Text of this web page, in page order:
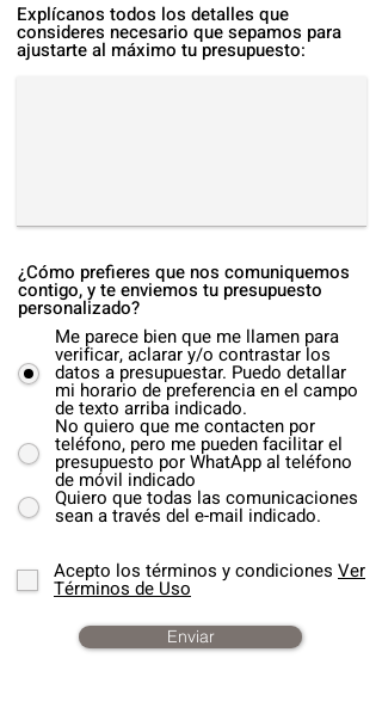
Explícanos todos los detalles que
consideres necesario que sepamos para
ajustarte al máximo tu presupuesto:
¿Cómo prefieres que nos comuniquemos
contigo, y te enviemos tu presupuesto
personalizado?
Me parece bien que me llamen para
verificar, aclarar y/o contrastar los
datos a presupuestar. Puedo detallar
mi horario de preferencia en el campo
de texto arriba indicado.
No quiero que me contacten por
teléfono, pero me pueden facilitar el
presupuesto por WhatApp al teléfono
de móvil indicado
Quiero que todas las comunicaciones
sean a través del e-mail indicado.
Acepto los términos y condiciones Ver
Términos de Uso
Enviar